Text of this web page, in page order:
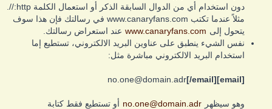
دون استخدام أي من الدوال السابقة الذكر أو استعمال الكلمة http://.
مثلاً عندما تكتب www.canaryfans.com في رسالتك فإن هذا سوف
يتحول إلى www.canaryfans.com عند استعراض رسالتك.
نفس الشيء ينطبق على عناوين البريد الالكتروني، تستطيع إما
استخدام البريد الالكتروني مباشرة مثل:
[email]
no.one@domain.adr[/email]
وهو سيظهر no.one@domain.adr أو تستطيع فقط كتابة